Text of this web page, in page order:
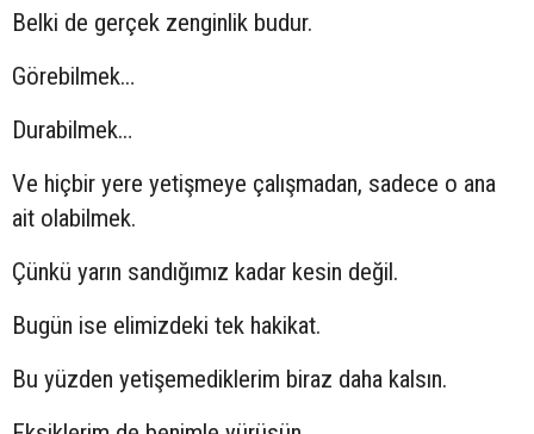
Belki de gerçek zenginlik budur.
Görebilmek…
Durabilmek…
Ve hiçbir yere yetişmeye çalışmadan, sadece o ana
ait olabilmek.
Çünkü yarın sandığımız kadar kesin değil.
Bugün ise elimizdeki tek hakikat.
Bu yüzden yetişemediklerim biraz daha kalsın.